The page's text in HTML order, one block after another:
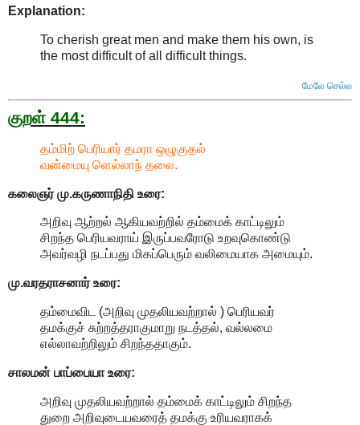
Explanation:
To cherish great men and make them his own, is
the most difficult of all difficult things.
மேலே செல்ல
குறள் 444:
தம்மிற் பெரியார் தமரா ஒழுகுதல்
வன்மையு ளெல்லாந் தலை.
கலைஞர் மு.கருணாநிதி உரை:
அறிவு ஆற்றல் ஆகியவற்றில் தம்மைக் காட்டிலும்
சிறந்த பெரியவராய் இருப்பவரோடு உறவுகொண்டு
அவர்வழி நடப்பது மிகப்பெரும் வலிமையாக அமையும்.
மு.வரதராசனார்உரை:
தம்மைவிட (அறிவு முதலியவற்றால் ) பெரியவர்
தமக்குச் சுற்றத்தராகுமாறு நடத்தல், வல்லமை
எல்லாவற்றிலும் சிறந்ததாகும்.
சாலமன் பாப்பையா உரை:
அறிவு முதலியவற்றால் தம்மைக் காட்டிலும் சிறந்த
துறை அறிவுடையவரைத் தமக்கு உரியவராகக்